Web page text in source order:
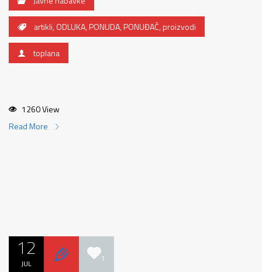
artikli,ODLUKA,PONUDA,PONUĐAČ,proizvodi
toplana
1260 View
Read More
12
JUL 1